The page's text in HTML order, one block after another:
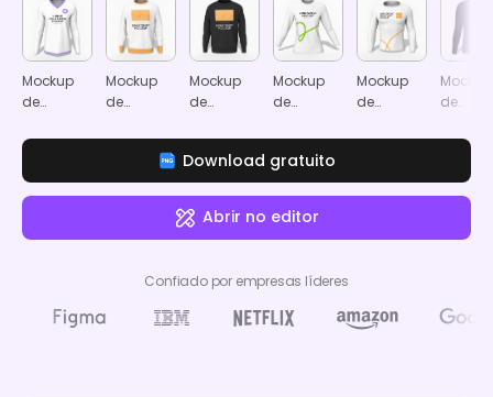
Mockup
de
de
comprida
e decote
Mockup
de
com
redondo
Mockup
de
preta com
decote
redondo
Mockup
de
com
decote
redondo
Mockup
de
masculina
decote
Mockup
de
preta
com
Download gratuito
Abrir no editor
Confiado por empresas líderes